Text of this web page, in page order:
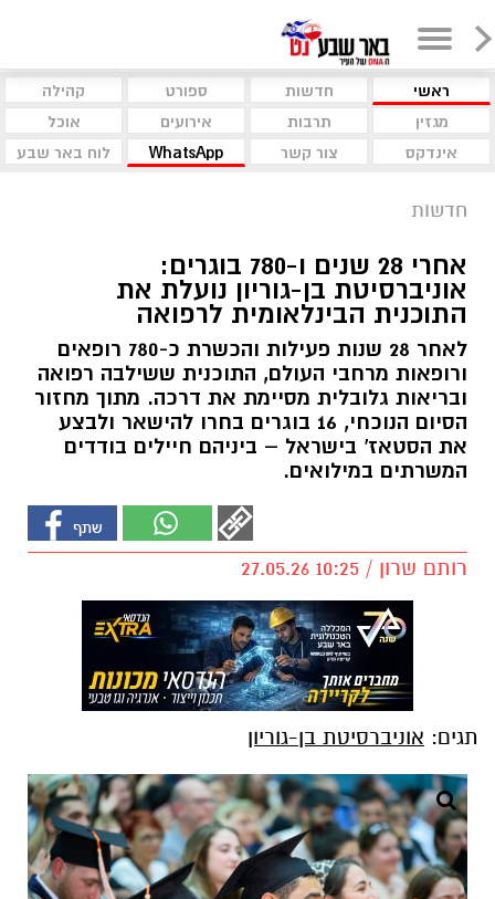
ראשי חדשות ספורט
קהילה
מגזין
תרבות אירועים
אוכל
אינדקס
צור קשר WhatsApp לוח באר שבע
חדשות
אחרי 28 שנים ו-780 בוגרים:
אוניברסיטת בן-גוריון נועלת את
התוכנית הבינלאומית לרפואה
לאחר 28 שנות פעילות והכשרת כ-780 רופאים
ורופאות מרחבי העולם, התוכנית ששילבה רפואה
ובריאות גלובלית מסיימת את דרכה. מתוך מחזור
הסיום הנוכחי, 16 בוגרים בחרו להישאר ולבצע
את הסטאז' בישראל – ביניהם חיילים בודדים
המשרתים במילואים.
רותם שרון / 10:25 27.05.26
תגים: אוניברסיטת בן-גוריון